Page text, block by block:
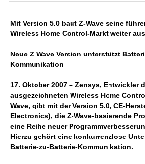
Mit Version 5.0 baut Z-Wave seine
Wireless Home Control-Markt weiter aus
Neue Z-Wave Version unterstützt
Kommunikation
17. Oktober 2007 – Zensys, Entwickler
ausgezeichneten Wireless Home
Wave, gibt mit der Version 5.0, CE-
Electronics), die Z-Wave-basierende
eine Reihe neuer
Hierzu gehört eine konkurrenzlose
Batterie-zu-Batterie-Kommunikation.